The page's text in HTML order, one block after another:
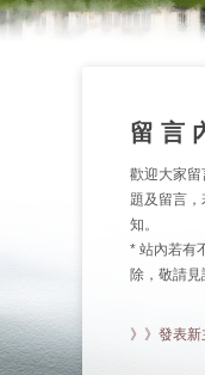
留 言
歡迎大家
題及留言
知。
* 站內若有
除，敬請見
》》發表新